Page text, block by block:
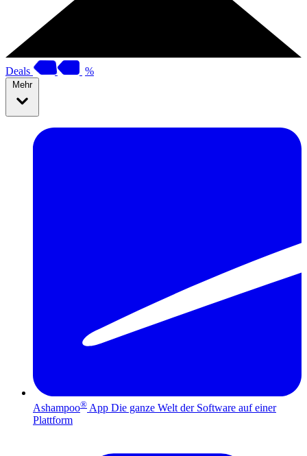
Deals %
Mehr
Ashampoo® App Die ganze Welt der Software auf einer
Plattform